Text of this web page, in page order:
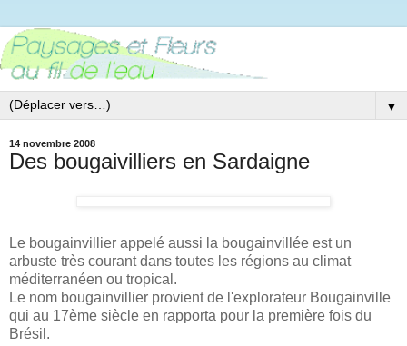
▼
14 novembre 2008
Des bougaivilliers en Sardaigne
Le bougainvillier appelé aussi la bougainvillée est un
arbuste très courant dans toutes les régions au climat
méditerranéen ou tropical.
Le nom bougainvillier provient de l'explorateur Bougainville
qui au 17ème siècle en rapporta pour la première fois du
Brésil.